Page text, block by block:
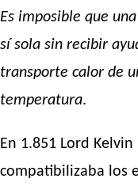
Es imposible que
sí sola sin recibir
transporte calor de
temperatura.
En 1.851 Lord
compatibilizaba los